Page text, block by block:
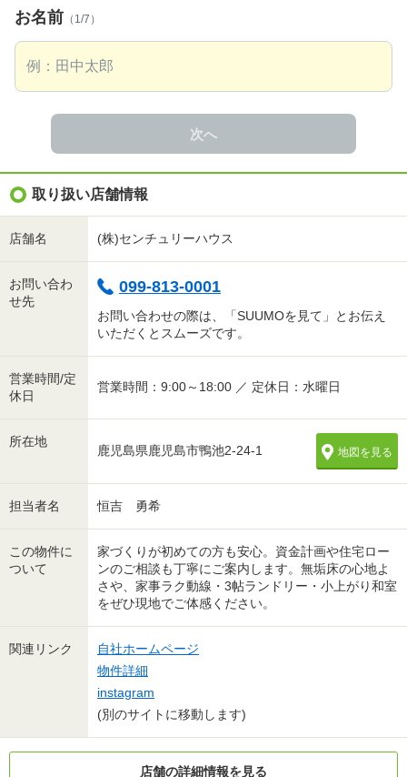
お名前 （1/7）
次へ
取り扱い店舗情報
店舗名 (株)センチュリーハウス
お問い合わ
せ先
099-813-0001
お問い合わせの際は、「SUUMOを見て」とお伝え
いただくとスムーズです。
営業時間/定
休日
営業時間：9:00～18:00 ／ 定休日：水曜日
所在地
鹿児島県鹿児島市鴨池2-24-1 地図を見る
担当者名 恒吉 勇希
この物件に
ついて
家づくりが初めての方も安心。資金計画や住宅ロー
ンのご相談も丁寧にご案内します。無垢床の心地よ
さや、家事ラク動線・3帖ランドリー・小上がり和室
をぜひ現地でご体感ください。
関連リンク
自社ホームページ
物件詳細
instagram
(別のサイトに移動します)
店舗の詳細情報を見る